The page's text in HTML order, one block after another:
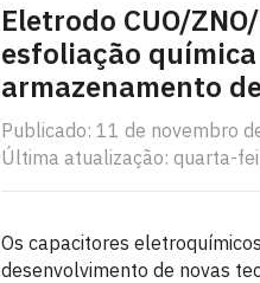
Eletrodo CUO/
esfoliação
armazenamento
Publicado: 11 de novembro
Última atualização: quarta-
Os capacitores
desenvolvimento de novas